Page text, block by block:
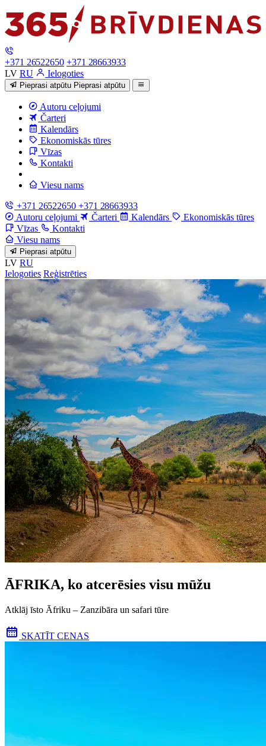
+371 26522650 +371 28663933
LV RU Ielogoties
Pieprasi atpūtu Pieprasi atpūtu
Autoru ceļojumi
Čarteri
Kalendārs
Ekonomiskās tūres
Vīzas
Kontakti
Viesu nams
+371 26522650 +371 28663933
Autoru ceļojumi
Čarteri Kalendārs
Ekonomiskās tūres
Vīzas
Kontakti
Viesu nams
Pieprasi atpūtu
LV RU
Ielogoties Reģistrēties
ĀFRIKA, ko atcerēsies visu mūžu
Atklāj īsto Āfriku – Zanzibāra un safari tūre
SKATĪT CENAS